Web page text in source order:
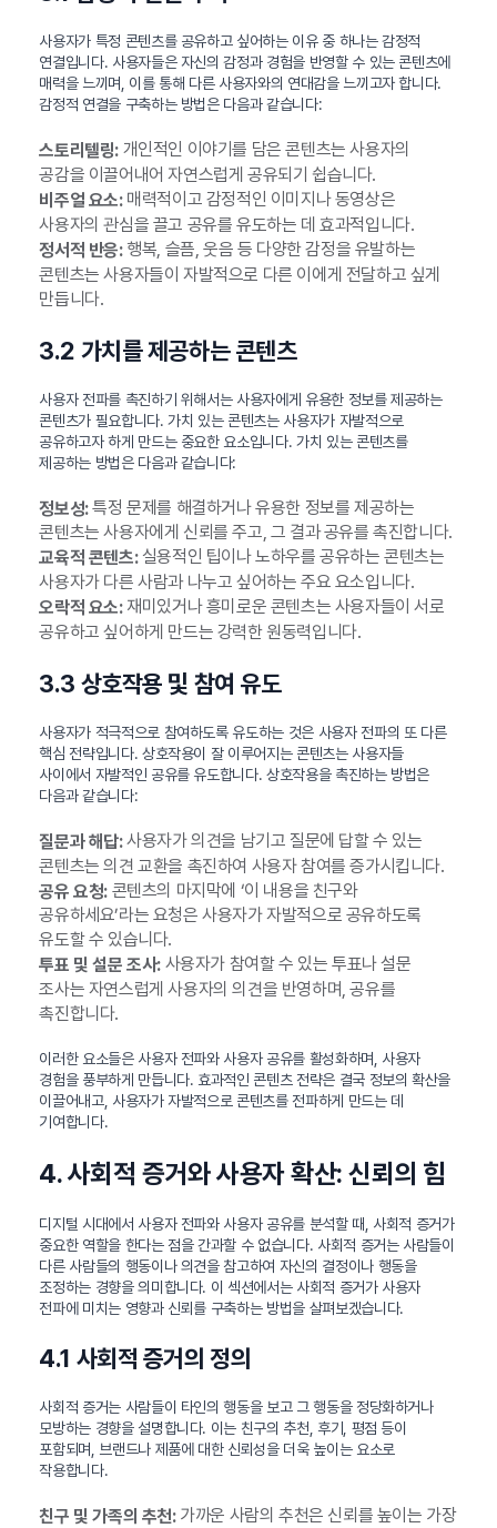
사용자가 특정 콘텐츠를 공유하고 싶어하는 이유 중 하나는 감정적
연결입니다. 사용자들은 자신의 감정과 경험을 반영할 수 있는 콘텐츠에
매력을 느끼며, 이를 통해 다른 사용자와의 연대감을 느끼고자 합니다.
감정적 연결을 구축하는 방법은 다음과 같습니다:
스토리텔링:개인적인 이야기를 담은 콘텐츠는 사용자의
공감을 이끌어내어 자연스럽게 공유되기 쉽습니다.
비주얼 요소:매력적이고 감정적인 이미지나 동영상은
사용자의 관심을 끌고 공유를 유도하는 데 효과적입니다.
정서적 반응:행복, 슬픔, 웃음 등 다양한 감정을 유발하는
콘텐츠는 사용자들이 자발적으로 다른 이에게 전달하고 싶게
만듭니다.
3.2 가치를 제공하는 콘텐츠
사용자 전파를 촉진하기 위해서는 사용자에게 유용한 정보를 제공하는
콘텐츠가 필요합니다. 가치 있는 콘텐츠는 사용자가 자발적으로
공유하고자 하게 만드는 중요한 요소입니다. 가치 있는 콘텐츠를
제공하는 방법은 다음과 같습니다:
정보성:특정 문제를 해결하거나 유용한 정보를 제공하는
콘텐츠는 사용자에게 신뢰를 주고, 그 결과 공유를 촉진합니다.
교육적 콘텐츠:실용적인 팁이나 노하우를 공유하는 콘텐츠는
사용자가 다른 사람과 나누고 싶어하는 주요 요소입니다.
오락적 요소:재미있거나 흥미로운 콘텐츠는 사용자들이 서로
공유하고 싶어하게 만드는 강력한 원동력입니다.
3.3 상호작용 및 참여 유도
사용자가 적극적으로 참여하도록 유도하는 것은 사용자 전파의 또 다른
핵심 전략입니다. 상호작용이 잘 이루어지는 콘텐츠는 사용자들
사이에서 자발적인 공유를 유도합니다. 상호작용을 촉진하는 방법은
다음과 같습니다:
질문과 해답:사용자가 의견을 남기고 질문에 답할 수 있는
콘텐츠는 의견 교환을 촉진하여 사용자 참여를 증가시킵니다.
공유 요청:콘텐츠의 마지막에 ‘이 내용을 친구와
공유하세요’라는 요청은 사용자가 자발적으로 공유하도록
유도할 수 있습니다.
투표 및 설문 조사:사용자가 참여할 수 있는 투표나 설문
조사는 자연스럽게 사용자의 의견을 반영하며, 공유를
촉진합니다.
이러한 요소들은 사용자 전파와 사용자 공유를 활성화하며, 사용자
경험을 풍부하게 만듭니다. 효과적인 콘텐츠 전략은 결국 정보의 확산을
이끌어내고, 사용자가 자발적으로 콘텐츠를 전파하게 만드는 데
기여합니다.
4. 사회적 증거와 사용자 확산: 신뢰의 힘
디지털 시대에서 사용자 전파와 사용자 공유를 분석할 때, 사회적 증거가
중요한 역할을 한다는 점을 간과할 수 없습니다. 사회적 증거는 사람들이
다른 사람들의 행동이나 의견을 참고하여 자신의 결정이나 행동을
조정하는 경향을 의미합니다. 이 섹션에서는 사회적 증거가 사용자
전파에 미치는 영향과 신뢰를 구축하는 방법을 살펴보겠습니다.
4.1 사회적 증거의 정의
사회적 증거는 사람들이 타인의 행동을 보고 그 행동을 정당화하거나
모방하는 경향을 설명합니다. 이는 친구의 추천, 후기, 평점 등이
포함되며, 브랜드나 제품에 대한 신뢰성을 더욱 높이는 요소로
작용합니다.
친구 및 가족의 추천:가까운 사람의 추천은 신뢰를 높이는 가장